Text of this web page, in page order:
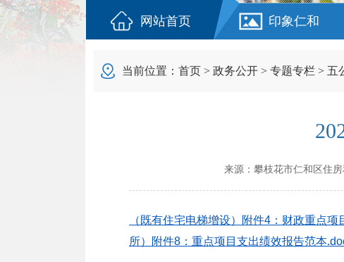
网站首页 印象仁和
当前位置： 首页 > 政务公开 > 专题专栏 > 五
来源： 攀枝花市仁和区住
（既有住宅电梯增设）附件4：财政重点
所）附件8：重点项目支出绩效报告范本